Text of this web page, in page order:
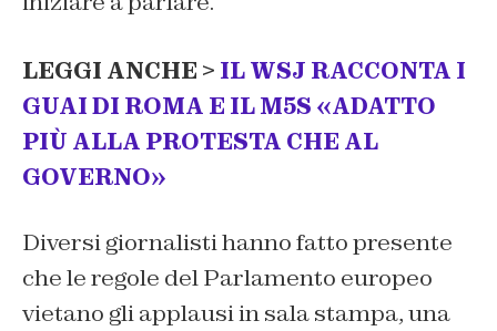
LEGGI ANCHE > IL WSJ RACCONTA I
GUAI DI ROMA E IL M5S «ADATTO
PIÙ ALLA PROTESTA CHE AL
GOVERNO»
Diversi giornalisti hanno fatto presente
che le regole del Parlamento europeo
vietano gli applausi in sala stampa, una